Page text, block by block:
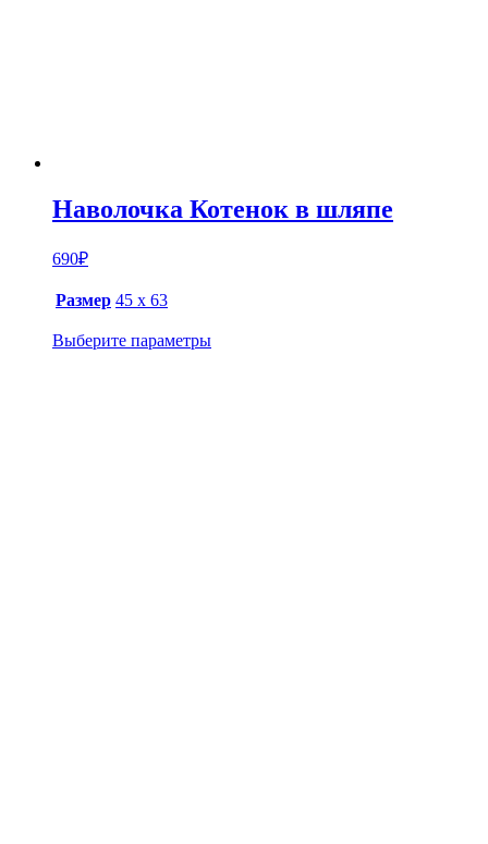
Наволочка Котенок в шляпе
690₽
Размер 45 х 63
Выберите параметры